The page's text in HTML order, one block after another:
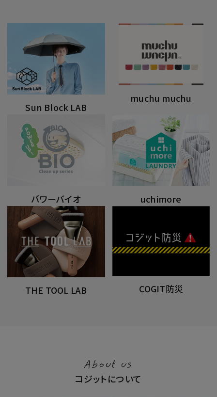
Sun Block LAB
muchu muchu
パワーバイオ uchimore
THE TOOL LAB COGIT防災
About us
コジットについて